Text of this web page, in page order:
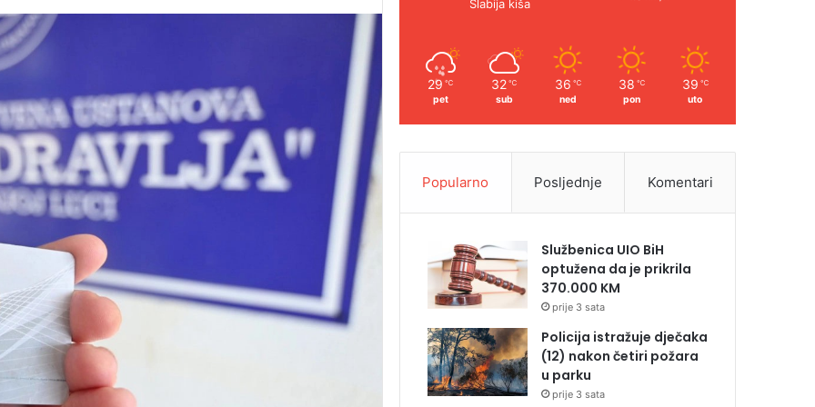
Slabija kiša
29 ℃
pet
32 ℃
sub
36 ℃
ned
38 ℃
pon
39 ℃
uto
Popularno Posljednje Komentari
Službenica UIO BiH
optužena da je prikrila
370.000 KM
prije 3 sata
Policija istražuje dječaka
(12) nakon četiri požara
u parku
prije 3 sata